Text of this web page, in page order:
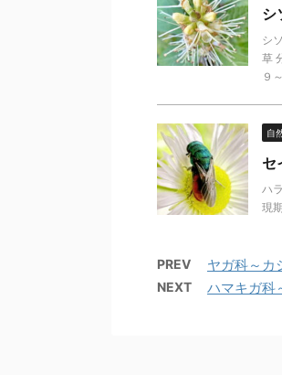
シ
シ
草
９
自
セ
ハ
現
PREV ヤガ科～カ
NEXT ハマキガ科